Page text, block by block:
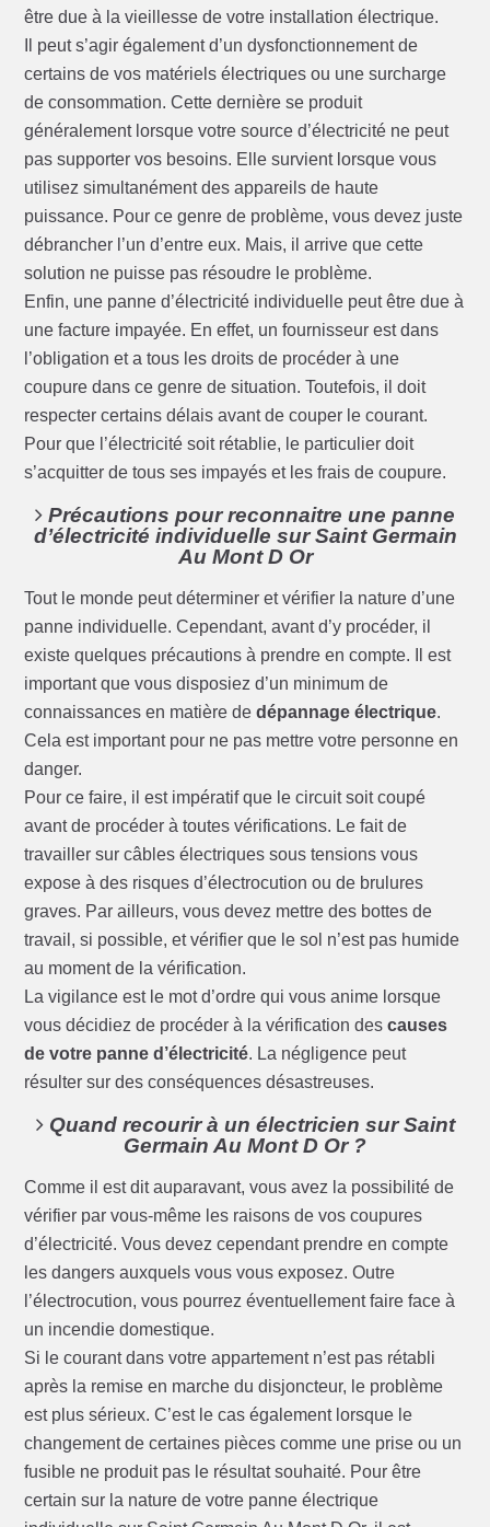
être due à la vieillesse de votre installation électrique.
Il peut s’agir également d’un dysfonctionnement de
certains de vos matériels électriques ou une surcharge
de consommation. Cette dernière se produit
généralement lorsque votre source d’électricité ne peut
pas supporter vos besoins. Elle survient lorsque vous
utilisez simultanément des appareils de haute
puissance. Pour ce genre de problème, vous devez juste
débrancher l’un d’entre eux. Mais, il arrive que cette
solution ne puisse pas résoudre le problème.
Enfin, une panne d’électricité individuelle peut être due à
une facture impayée. En effet, un fournisseur est dans
l’obligation et a tous les droits de procéder à une
coupure dans ce genre de situation. Toutefois, il doit
respecter certains délais avant de couper le courant.
Pour que l’électricité soit rétablie, le particulier doit
s’acquitter de tous ses impayés et les frais de coupure.
Précautions pour reconnaitre une panne
d’électricité individuelle sur Saint Germain
Au Mont D Or
Tout le monde peut déterminer et vérifier la nature d’une
panne individuelle. Cependant, avant d’y procéder, il
existe quelques précautions à prendre en compte. Il est
important que vous disposiez d’un minimum de
connaissances en matière dedépannage électrique.
Cela est important pour ne pas mettre votre personne en
danger.
Pour ce faire, il est impératif que le circuit soit coupé
avant de procéder à toutes vérifications. Le fait de
travailler sur câbles électriques sous tensions vous
expose à des risques d’électrocution ou de brulures
graves. Par ailleurs, vous devez mettre des bottes de
travail, si possible, et vérifier que le sol n’est pas humide
au moment de la vérification.
La vigilance est le mot d’ordre qui vous anime lorsque
vous décidiez de procéder à la vérification descauses
de votre panne d’électricité. La négligence peut
résulter sur des conséquences désastreuses.
Quand recourir à un électricien sur Saint
Germain Au Mont D Or ?
Comme il est dit auparavant, vous avez la possibilité de
vérifier par vous-même les raisons de vos coupures
d’électricité. Vous devez cependant prendre en compte
les dangers auxquels vous vous exposez. Outre
l’électrocution, vous pourrez éventuellement faire face à
un incendie domestique.
Si le courant dans votre appartement n’est pas rétabli
après la remise en marche du disjoncteur, le problème
est plus sérieux. C’est le cas également lorsque le
changement de certaines pièces comme une prise ou un
fusible ne produit pas le résultat souhaité. Pour être
certain sur la nature de votre panne électrique